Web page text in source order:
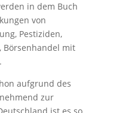
in dem Buch
von
Pestiziden,
Börsenhandel mit
aufgrund des
zur